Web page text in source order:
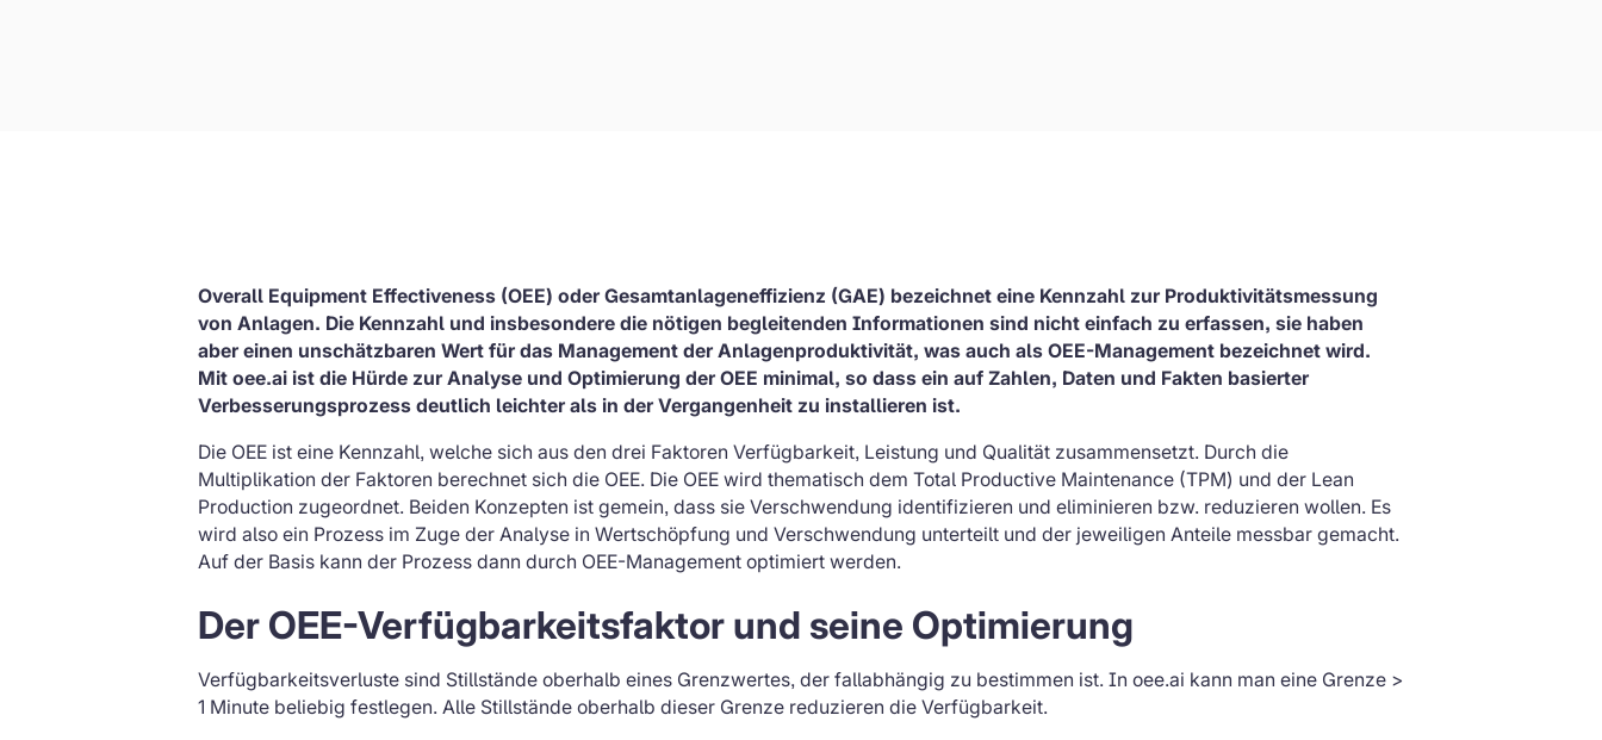
Overall Equipment Effectiveness (OEE) oder Gesamtanlageneffizienz (GAE) bezeichnet eine Kennzahl zur Produktivitätsmessung
von Anlagen. Die Kennzahl und insbesondere die nötigen begleitenden Informationen sind nicht einfach zu erfassen, sie haben
aber einen unschätzbaren Wert für das Management der Anlagenproduktivität, was auch als OEE-Management bezeichnet wird.
Mit oee.ai ist die Hürde zur Analyse und Optimierung der OEE minimal, so dass ein auf Zahlen, Daten und Fakten basierter
Verbesserungsprozess deutlich leichter als in der Vergangenheit zu installieren ist.
Die OEE ist eine Kennzahl, welche sich aus den drei Faktoren Verfügbarkeit, Leistung und Qualität zusammensetzt. Durch die
Multiplikation der Faktoren berechnet sich die OEE. Die OEE wird thematisch dem Total Productive Maintenance (TPM) und der Lean
Production zugeordnet. Beiden Konzepten ist gemein, dass sie Verschwendung identifizieren und eliminieren bzw. reduzieren wollen. Es
wird also ein Prozess im Zuge der Analyse in Wertschöpfung und Verschwendung unterteilt und der jeweiligen Anteile messbar gemacht.
Auf der Basis kann der Prozess dann durch OEE-Management optimiert werden.
Der OEE-Verfügbarkeitsfaktor und seine Optimierung
Verfügbarkeitsverluste sind Stillstände oberhalb eines Grenzwertes, der fallabhängig zu bestimmen ist. In oee.ai kann man eine Grenze >
1 Minute beliebig festlegen. Alle Stillstände oberhalb dieser Grenze reduzieren die Verfügbarkeit.